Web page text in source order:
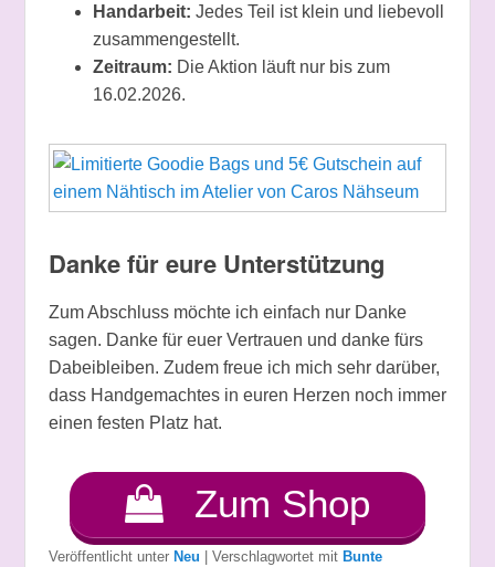
Handarbeit: Jedes Teil ist klein und liebevoll
zusammengestellt.
Zeitraum: Die Aktion läuft nur bis zum
16.02.2026.
Danke für eure Unterstützung
Zum Abschluss möchte ich einfach nur Danke
sagen. Danke für euer Vertrauen und danke fürs
Dabeibleiben. Zudem freue ich mich sehr darüber,
dass Handgemachtes in euren Herzen noch immer
einen festen Platz hat.
Zum Shop
Veröffentlicht unter Neu Verschlagwortet mit Bunte